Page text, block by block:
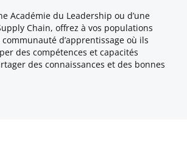
Académie du Leadership ou d’une
Chain, offrez à vos populations
d’apprentissage où ils
des compétences et capacités
des connaissances et des bonnes